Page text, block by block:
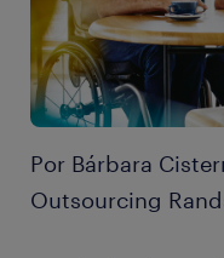
Por Bárbara
Outsourcing